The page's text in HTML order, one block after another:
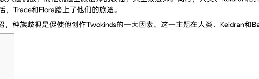
，Trace和Flora踏上了他们的旅途。
，种族歧视是促使他创作Twokinds的一大因素。这一主题在人类、Keidran和